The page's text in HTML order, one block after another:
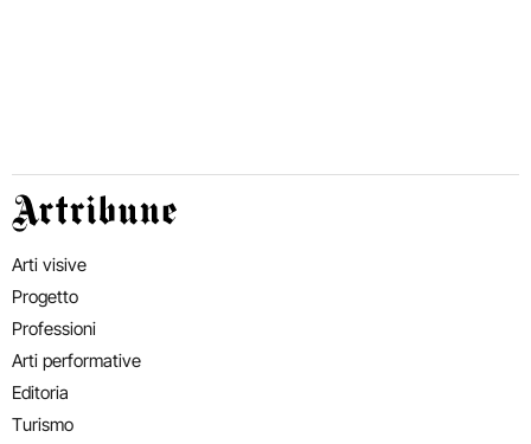
Artribune
Arti visive
Progetto
Professioni
Arti performative
Editoria
Turismo